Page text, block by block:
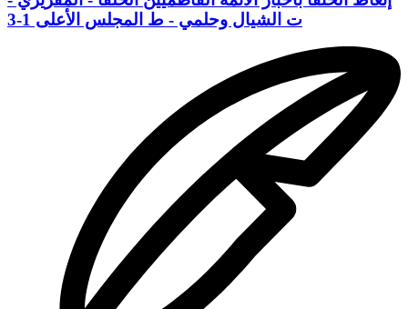
ت الشيال وحلمي - ط المجلس الأعلى 1-3